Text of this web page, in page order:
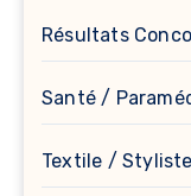
Résultats
Santé /
Textile /